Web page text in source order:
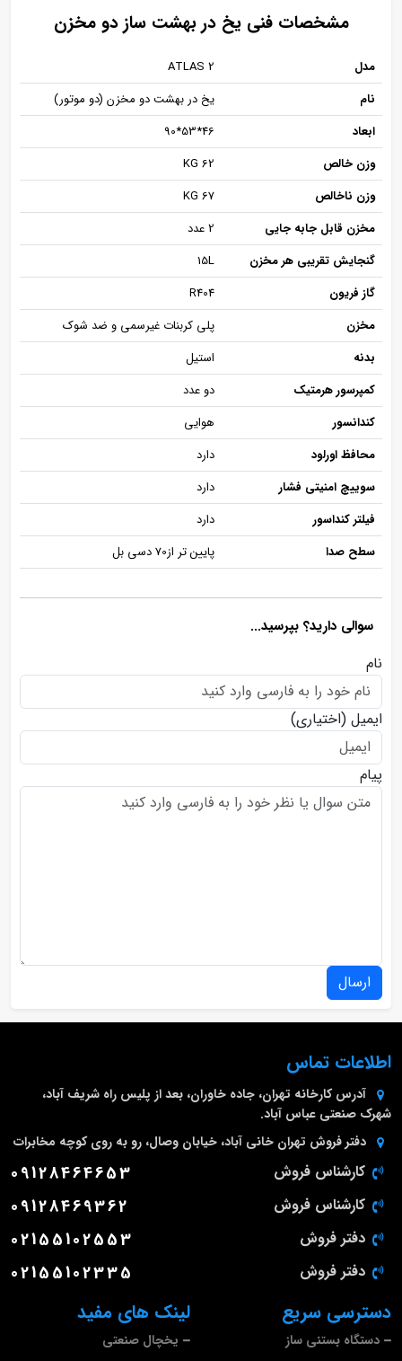
مشخصات فنی یخ در بهشت ساز دو مخزن
مدل
ATLAS 2
نام
یخ در بهشت دو مخزن (دو موتور)
ابعاد
46*53*90
وزن خالص
KG 62
وزن ناخالص
KG 67
مخزن قابل جابه جایی
2 عدد
گنجایش تقریبی هر مخزن
15L
گاز فریون
R404
مخزن
پلی کربنات غیرسمی و ضد شوک
بدنه
استیل
کمپرسور هرمتیک
دو عدد
کندانسور
هوایی
محافظ اورلود
دارد
سوییچ امنیتی فشار
دارد
فیلتر کنداسور
دارد
سطح صدا
پایین تر از70 دسی بل
سوالی دارید؟ بپرسید...
نام
ایمیل (اختیاری)
پیام
ارسال
لینک های مفید
یخچال صنعتی
دسترسی سریع
دستگاه بستنی ساز
اطلاعات تماس
آدرس کارخانه تهران، جاده خاوران، بعد از پلیس راه شریف آباد،
شهرک صنعتی عباس آباد.
دفتر فروش تهران خانی آباد، خیابان وصال، رو به روی کوچه مخابرات
کارشناس فروش 09128464653
کارشناس فروش 09128469362
دفتر فروش 02155102553
دفتر فروش 02155102335